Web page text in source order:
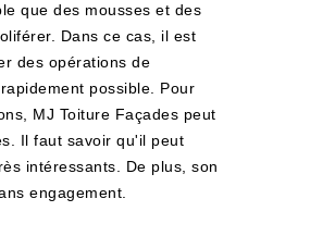
que des mousses et des
Dans ce cas, il est
des opérations de
possible. Pour
MJ Toiture Façades peut
Il faut savoir qu'il peut
intéressants. De plus, son
engagement.